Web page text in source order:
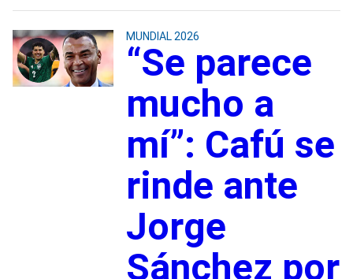
MUNDIAL 2026
“Se parece
mucho a
mí”: Cafú se
rinde ante
Jorge
Sánchez por